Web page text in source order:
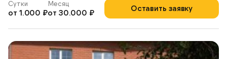
Оставить заявку
Сутки
от 1.000 ₽
Месяц
от 30.000 ₽